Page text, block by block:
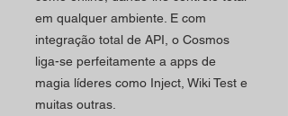
em qualquer ambiente. E com
integração total de API, o Cosmos
liga-se perfeitamente a apps de
magia líderes como Inject, Wiki Test e
muitas outras.